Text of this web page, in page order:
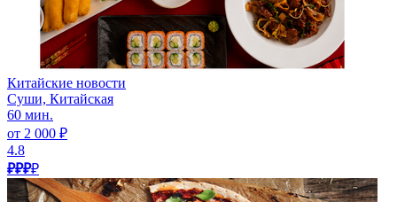
Китайские новости
Суши, Китайская
60 мин.
от 2 000 ₽
4.8
₽₽₽₽